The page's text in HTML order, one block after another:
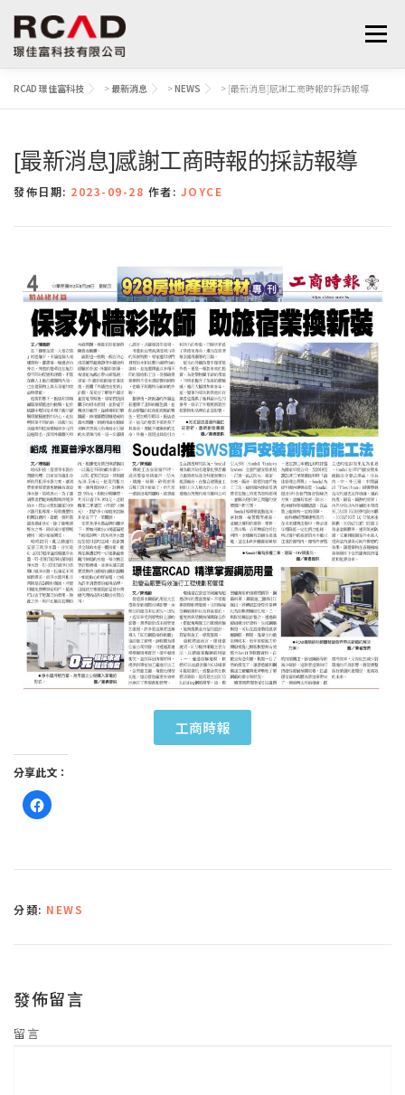
選單
支援與學習 關於我們 聯絡我們 鋼筋學堂
RCAD 璟佳富科技 > 最新消息 >NEWS > [最新消息]感謝工商時報的採訪報導
[最新消息]感謝工商時報的採訪報導
發佈日期: 2023-09-28 作者: JOYCE
工商時報
分享此文：
按
一
e
視
窗
分類: NEWS
發佈留言
留言